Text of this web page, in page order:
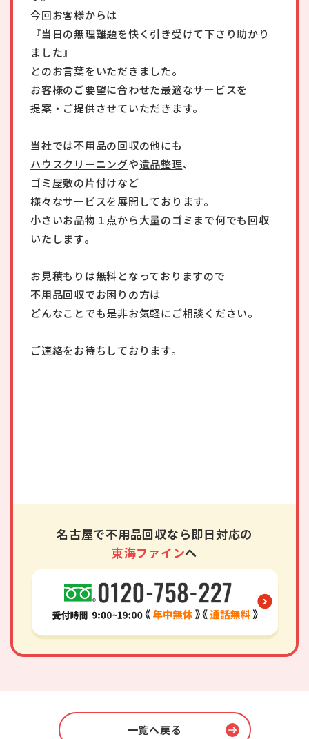
今回お客様からは
『当日の無理難題を快く引き受けて下さり助かり
ました』
とのお言葉をいただきました。
お客様のご要望に合わせた最適なサービスを
提案・ご提供させていただきます。
当社では不用品の回収の他にも
ハウスクリーニングや遺品整理、
ゴミ屋敷の片付けなど
様々なサービスを展開しております。
小さいお品物１点から大量のゴミまで何でも回収
いたします。
お見積もりは無料となっておりますので
不用品回収でお困りの方は
どんなことでも是非お気軽にご相談ください。
ご連絡をお待ちしております。
名古屋で不用品回収なら即日対応の
東海ファインへ
一覧へ戻る